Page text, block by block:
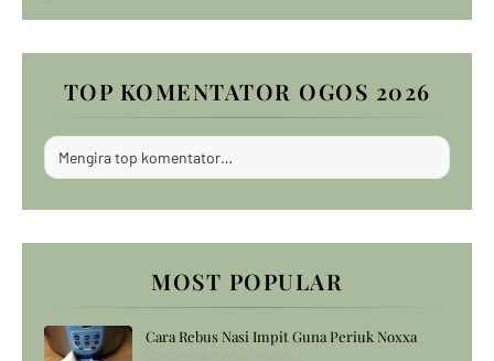
TOP KOMENTATOR OGOS 2026
Mengira top komentator…
MOST POPULAR
Cara Rebus Nasi Impit Guna Periuk Noxxa